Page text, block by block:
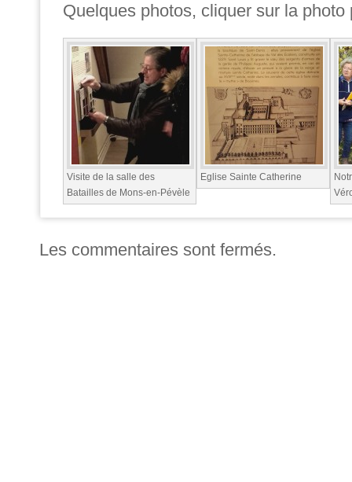
Quelques photos, cliquer sur la photo
Visite de la salle des
Batailles de Mons-en-Pévèle
Eglise Sainte Catherine
Les commentaires sont fermés.